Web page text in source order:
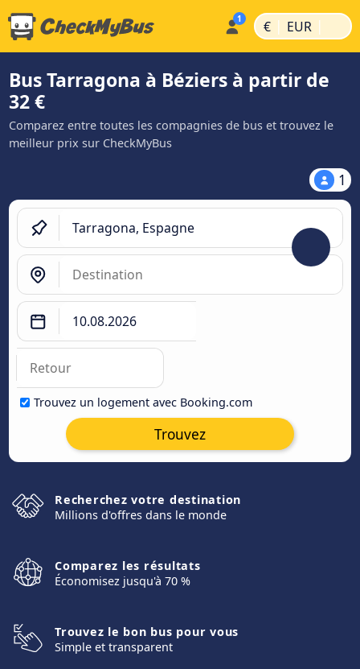
€ | EUR |
Bus Tarragona à Béziers à partir de
32 €
Comparez entre toutes les compagnies de bus et trouvez le
meilleur prix sur CheckMyBus
1
Trouvez un logement avec Booking.com
Trouvez
Recherchez votre destination
Millions d'offres dans le monde
Comparez les résultats
Économisez jusqu'à 70 %
Trouvez le bon bus pour vous
Simple et transparent